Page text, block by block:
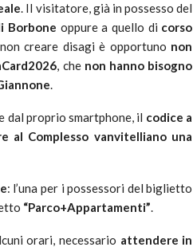
. Il visitatore, già in possesso del
Borbone oppure a quello di corso
creare disagi è opportuno non
, che non hanno bisogno
.
dal proprio smartphone, il codice a
al Complesso vanvitelliano una
: l’una per i possessori del biglietto
“Parco+Appartamenti”.
orari, necessario attendere in